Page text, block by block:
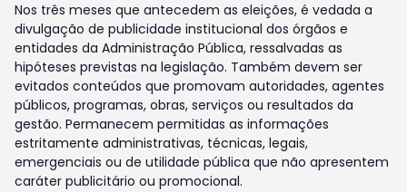
Nos três meses que antecedem as eleições, é vedada a
divulgação de publicidade institucional dos órgãos e
entidades da Administração Pública, ressalvadas as
hipóteses previstas na legislação. Também devem ser
evitados conteúdos que promovam autoridades, agentes
públicos, programas, obras, serviços ou resultados da
gestão. Permanecem permitidas as informações
estritamente administrativas, técnicas, legais,
emergenciais ou de utilidade pública que não apresentem
caráter publicitário ou promocional.